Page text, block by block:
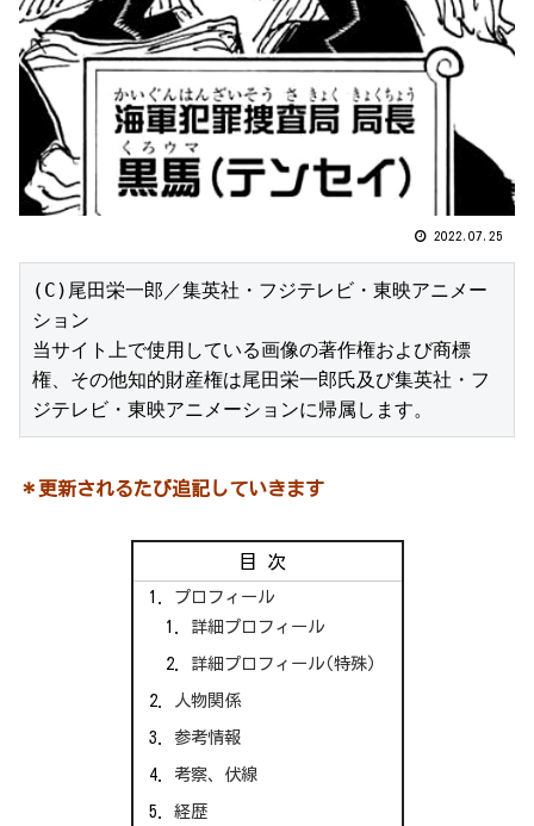
2022.07.25
(C)尾田栄一郎／集英社・フジテレビ・東映アニメー
ション
当サイト上で使用している画像の著作権および商標
権、その他知的財産権は尾田栄一郎氏及び集英社・フ
ジテレビ・東映アニメーションに帰属します。
＊更新されるたび追記していきます
目次
プロフィール
詳細プロフィール
詳細プロフィール(特殊)
人物関係
参考情報
考察、伏線
経歴